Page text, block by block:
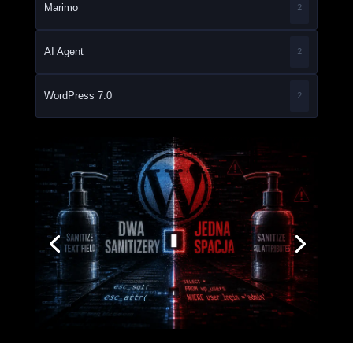
Marimo 2
AI Agent 2
WordPress 7.0 2